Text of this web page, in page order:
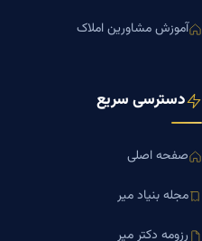
آموزش مشاورین املاک
دسترسی سریع
صفحه اصلی
مجله بنیاد میر
رزومه دکتر میر